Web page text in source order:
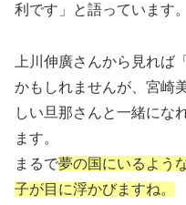
利です」と語っています。
上川伸廣さんから見れば
かもしれませんが、宮崎
しい旦那さんと一緒にな
ます。
まるで夢の国にいるよう
子が目に浮かびますね。